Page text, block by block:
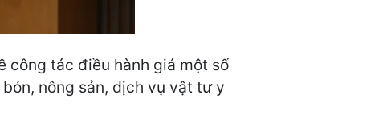
công tác điều hành giá một số
nông sản, dịch vụ vật tư y